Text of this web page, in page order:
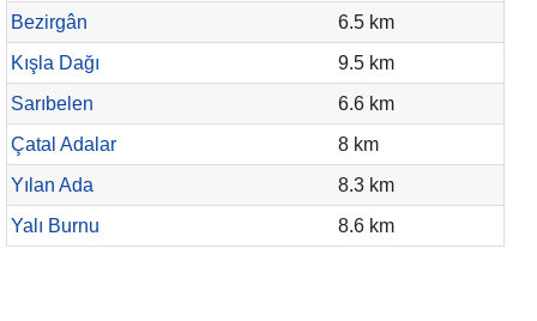
Bezirgân
6.5 km
Kışla Dağı
9.5 km
Sarıbelen
6.6 km
Çatal Adalar
8 km
Yılan Ada
8.3 km
Yalı Burnu
8.6 km